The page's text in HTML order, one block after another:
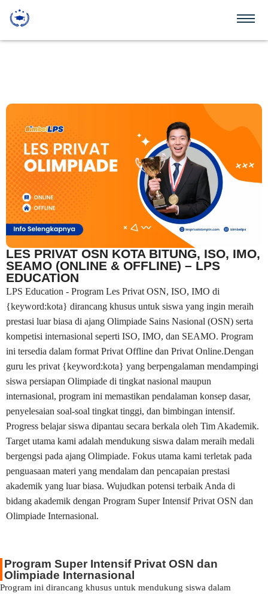
LES PRIVAT OSN KOTA BITUNG, ISO, IMO,
SEAMO (ONLINE & OFFLINE) – LPS
EDUCATION
LPS Education - Program Les Privat OSN, ISO, IMO di
{keyword:kota} dirancang khusus untuk siswa yang ingin meraih
prestasi luar biasa di ajang Olimpiade Sains Nasional (OSN) serta
kompetisi internasional seperti ISO, IMO, dan SEAMO. Program
ini tersedia dalam format Privat Offline dan Privat Online.Dengan
guru les privat {keyword:kota} yang berpengalaman mendampingi
siswa persiapan Olimpiade di tingkat nasional maupun
internasional, program ini memastikan pendalaman konsep dasar,
penyelesaian soal-soal tingkat tinggi, dan bimbingan intensif.
Progress belajar siswa dipantau secara berkala oleh Tim Akademik.
Target utama kami adalah mendukung siswa dalam meraih medali
bergengsi pada ajang Olimpiade. Fokus utama kami terletak pada
penguasaan materi yang mendalam dan pencapaian prestasi
akademik yang luar biasa. Wujudkan potensi terbaik Anda di
bidang akademik dengan Program Super Intensif Privat OSN dan
Olimpiade Internasional.
Program Super Intensif Privat OSN dan
Olimpiade Internasional
Program ini dirancang khusus untuk mendukung siswa dalam